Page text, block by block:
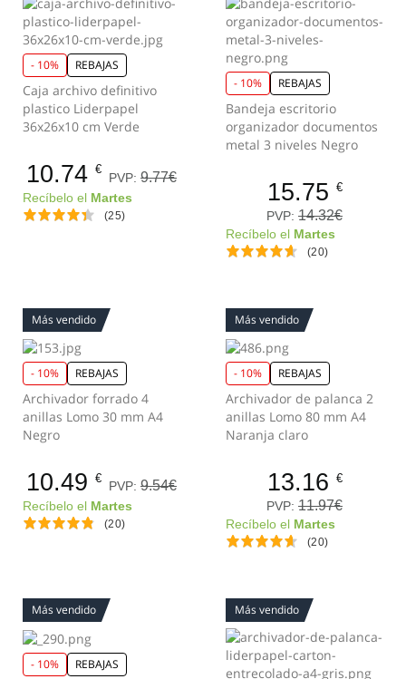
- 10% REBAJAS
Caja archivo definitivo
plastico Liderpapel
36x26x10 cm Verde
10.74 €
PVP: 9.77€
Recíbelo el Martes
(25)
- 10% REBAJAS
Bandeja escritorio
organizador documentos
metal 3 niveles Negro
15.75 €
PVP: 14.32€
Recíbelo el Martes
(20)
Más vendido
- 10% REBAJAS
Archivador forrado 4
anillas Lomo 30 mm A4
Negro
10.49 €
PVP: 9.54€
Recíbelo el Martes
(20)
Más vendido
- 10% REBAJAS
Archivador de palanca 2
anillas Lomo 80 mm A4
Naranja claro
13.16 €
PVP: 11.97€
Recíbelo el Martes
(20)
Más vendido
- 10% REBAJAS
Más vendido